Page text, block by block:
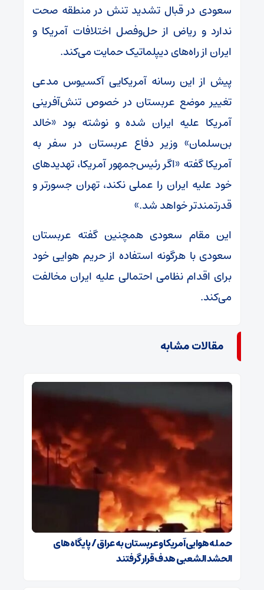
سعودی در قبال تشدید تنش در منطقه صحت
ندارد و ریاض از حل‌وفصل اختلافات آمریکا و
ایران از راه‌های دیپلماتیک حمایت می‌کند.
پیش از این رسانه آمریکایی آکسیوس مدعی
تغییر موضع عربستان در خصوص تنش‌آفرینی
آمریکا علیه ایران شده و نوشته بود «خالد
بن‌سلمان» وزیر دفاع عربستان در سفر به
آمریکا گفته «اگر رئیس‌جمهور آمریکا، تهدید‌های
خود علیه ایران را عملی نکند، تهران جسورتر و
قدرتمندتر خواهد شد.»
این مقام سعودی همچنین گفته عربستان
سعودی با هرگونه استفاده از حریم هوایی خود
برای اقدام نظامی احتمالی علیه ایران مخالفت
می‌کند.
مقالات مشابه
حمله هوایی آمریکا و عربستان به عراق / پایگاه‌های
الحشد الشعبی هدف قرار گرفتند